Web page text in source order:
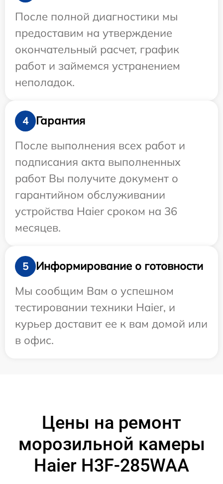
После полной диагностики мы
предоставим на утверждение
окончательный расчет, график
работ и займемся устранением
неполадок.
4
Гарантия
После выполнения всех работ и
подписания акта выполненных
работ Вы получите документ о
гарантийном обслуживании
устройства Haier сроком на 36
месяцев.
5
Информирование о готовности
Мы сообщим Вам о успешном
тестировании техники Haier, и
курьер доставит ее к вам домой или
в офис.
Цены на ремонт
морозильной камеры
Haier H3F-285WAA